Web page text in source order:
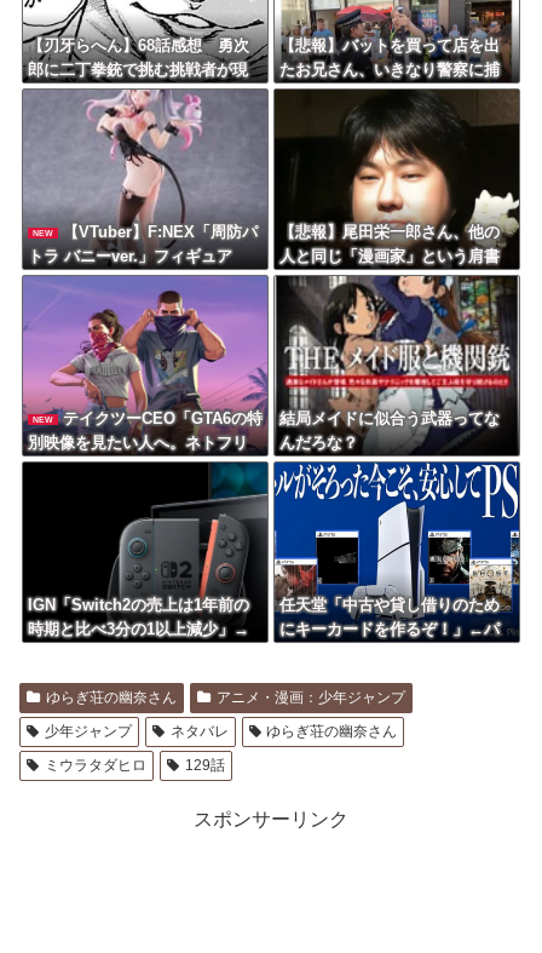
【刃牙らへん】68話感想 勇次
郎に二丁拳銃で挑む挑戦者が現
れる！
【悲報】バットを買って店を出
たお兄さん、いきなり警察に捕
まるｗｗｗｗｗ
NEW
【VTuber】F:NEX「周防パ
トラ バニーver.」フィギュア
【予約開始】
【悲報】尾田栄一郎さん、他の
人と同じ「漫画家」という肩書
きに不満
NEW
テイクツーCEO「GTA6の特
別映像を見たい人へ。ネトフリ
未加入なら今すぐ入ったほうが
結局メイドに似合う武器ってな
んだろな？
IGN「Switch2の売上は1年前の
時期と比べ3分の1以上減少」→
任天堂「中古や貸し借りのため
にキーカードを作るぞ！」←パ
ゆらぎ荘の幽奈さん
アニメ・漫画：少年ジャンプ
少年ジャンプ
ネタバレ
ゆらぎ荘の幽奈さん
ミウラタダヒロ
129話
スポンサーリンク